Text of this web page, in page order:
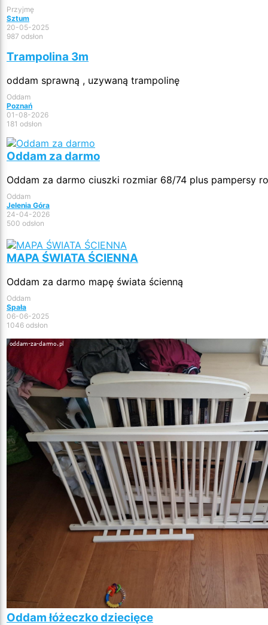
Przyjmę
Sztum
20-05-2025
987 odsłon
Trampolina 3m
oddam sprawną , uzywaną trampolinę
Oddam
Poznań
01-08-2026
181 odsłon
Oddam za darmo
Oddam za darmo ciuszki rozmiar 68/74 plus pampersy
Oddam
Jelenia Góra
24-04-2026
500 odsłon
MAPA ŚWIATA ŚCIENNA
Oddam za darmo mapę świata ścienną
Oddam
Spała
06-06-2025
1046 odsłon
Oddam łóżeczko dziecięce